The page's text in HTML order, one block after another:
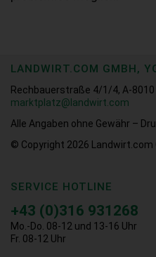
LANDWIRT.COM GMBH,
Rechbauerstraße 4/1/4, A-8010
marktplatz@landwirt.com
Alle Angaben ohne Gewähr –
© Copyright 2026
SERVICE HOTLINE
+43 (0)316 931268
Mo.-Do. 08-12 und 13-16 Uhr
Fr. 08-12 Uhr